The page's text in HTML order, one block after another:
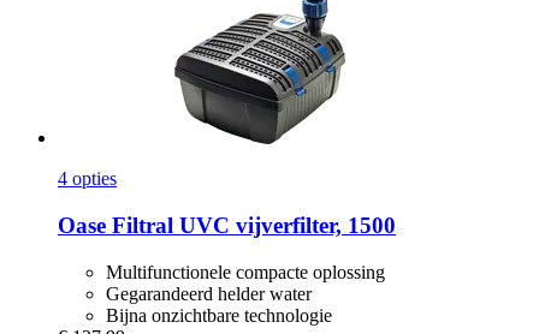
4 opties
Oase Filtral UVC vijverfilter, 1500
Multifunctionele compacte oplossing
Gegarandeerd helder water
Bijna onzichtbare technologie